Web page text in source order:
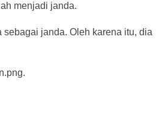
menjadi janda.
sebagai janda. Oleh karena itu, dia